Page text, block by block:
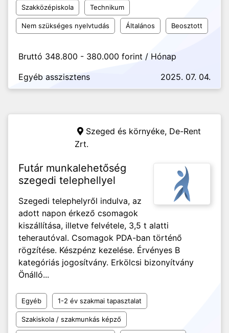
Szakközépiskola Technikum
Nem szükséges nyelvtudás Általános Beosztott
Bruttó 348.800 - 380.000 forint / Hónap
Egyéb asszisztens
2025. 07. 04.
Szeged és környéke, De-Rent
Zrt.
Futár munkalehetőség
szegedi telephellyel
Szegedi telephelyről indulva, az
adott napon érkező csomagok
kiszállítása, illetve felvétele, 3,5 t alatti
teherautóval. Csomagok PDA-ban történő
rögzítése. Készpénz kezelése. Érvényes B
kategóriás jogosítvány. Erkölcsi bizonyítvány
Önálló...
Egyéb 1-2 év szakmai tapasztalat
Szakiskola / szakmunkás képző